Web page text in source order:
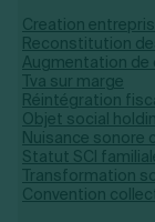
Creation
Reconstitution
Augmentation de
Tva sur marge
Réintégration
Objet social
Nuisance sonore
Statut SCI
Transformation
Convention